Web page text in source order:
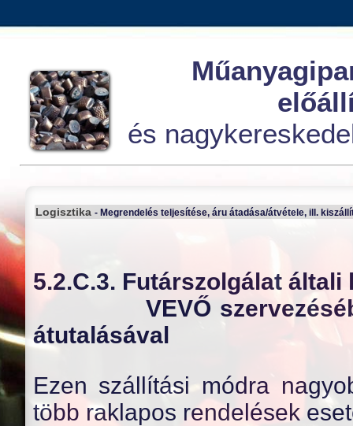
és
Logisztika - Megrendelés teljesítése, áru átadása/átvétele, ill.
5.2.C.3. Futárszolgálat általi
VEVŐ
átutalásával
Ezen szállítási módra
több raklapos rendelések